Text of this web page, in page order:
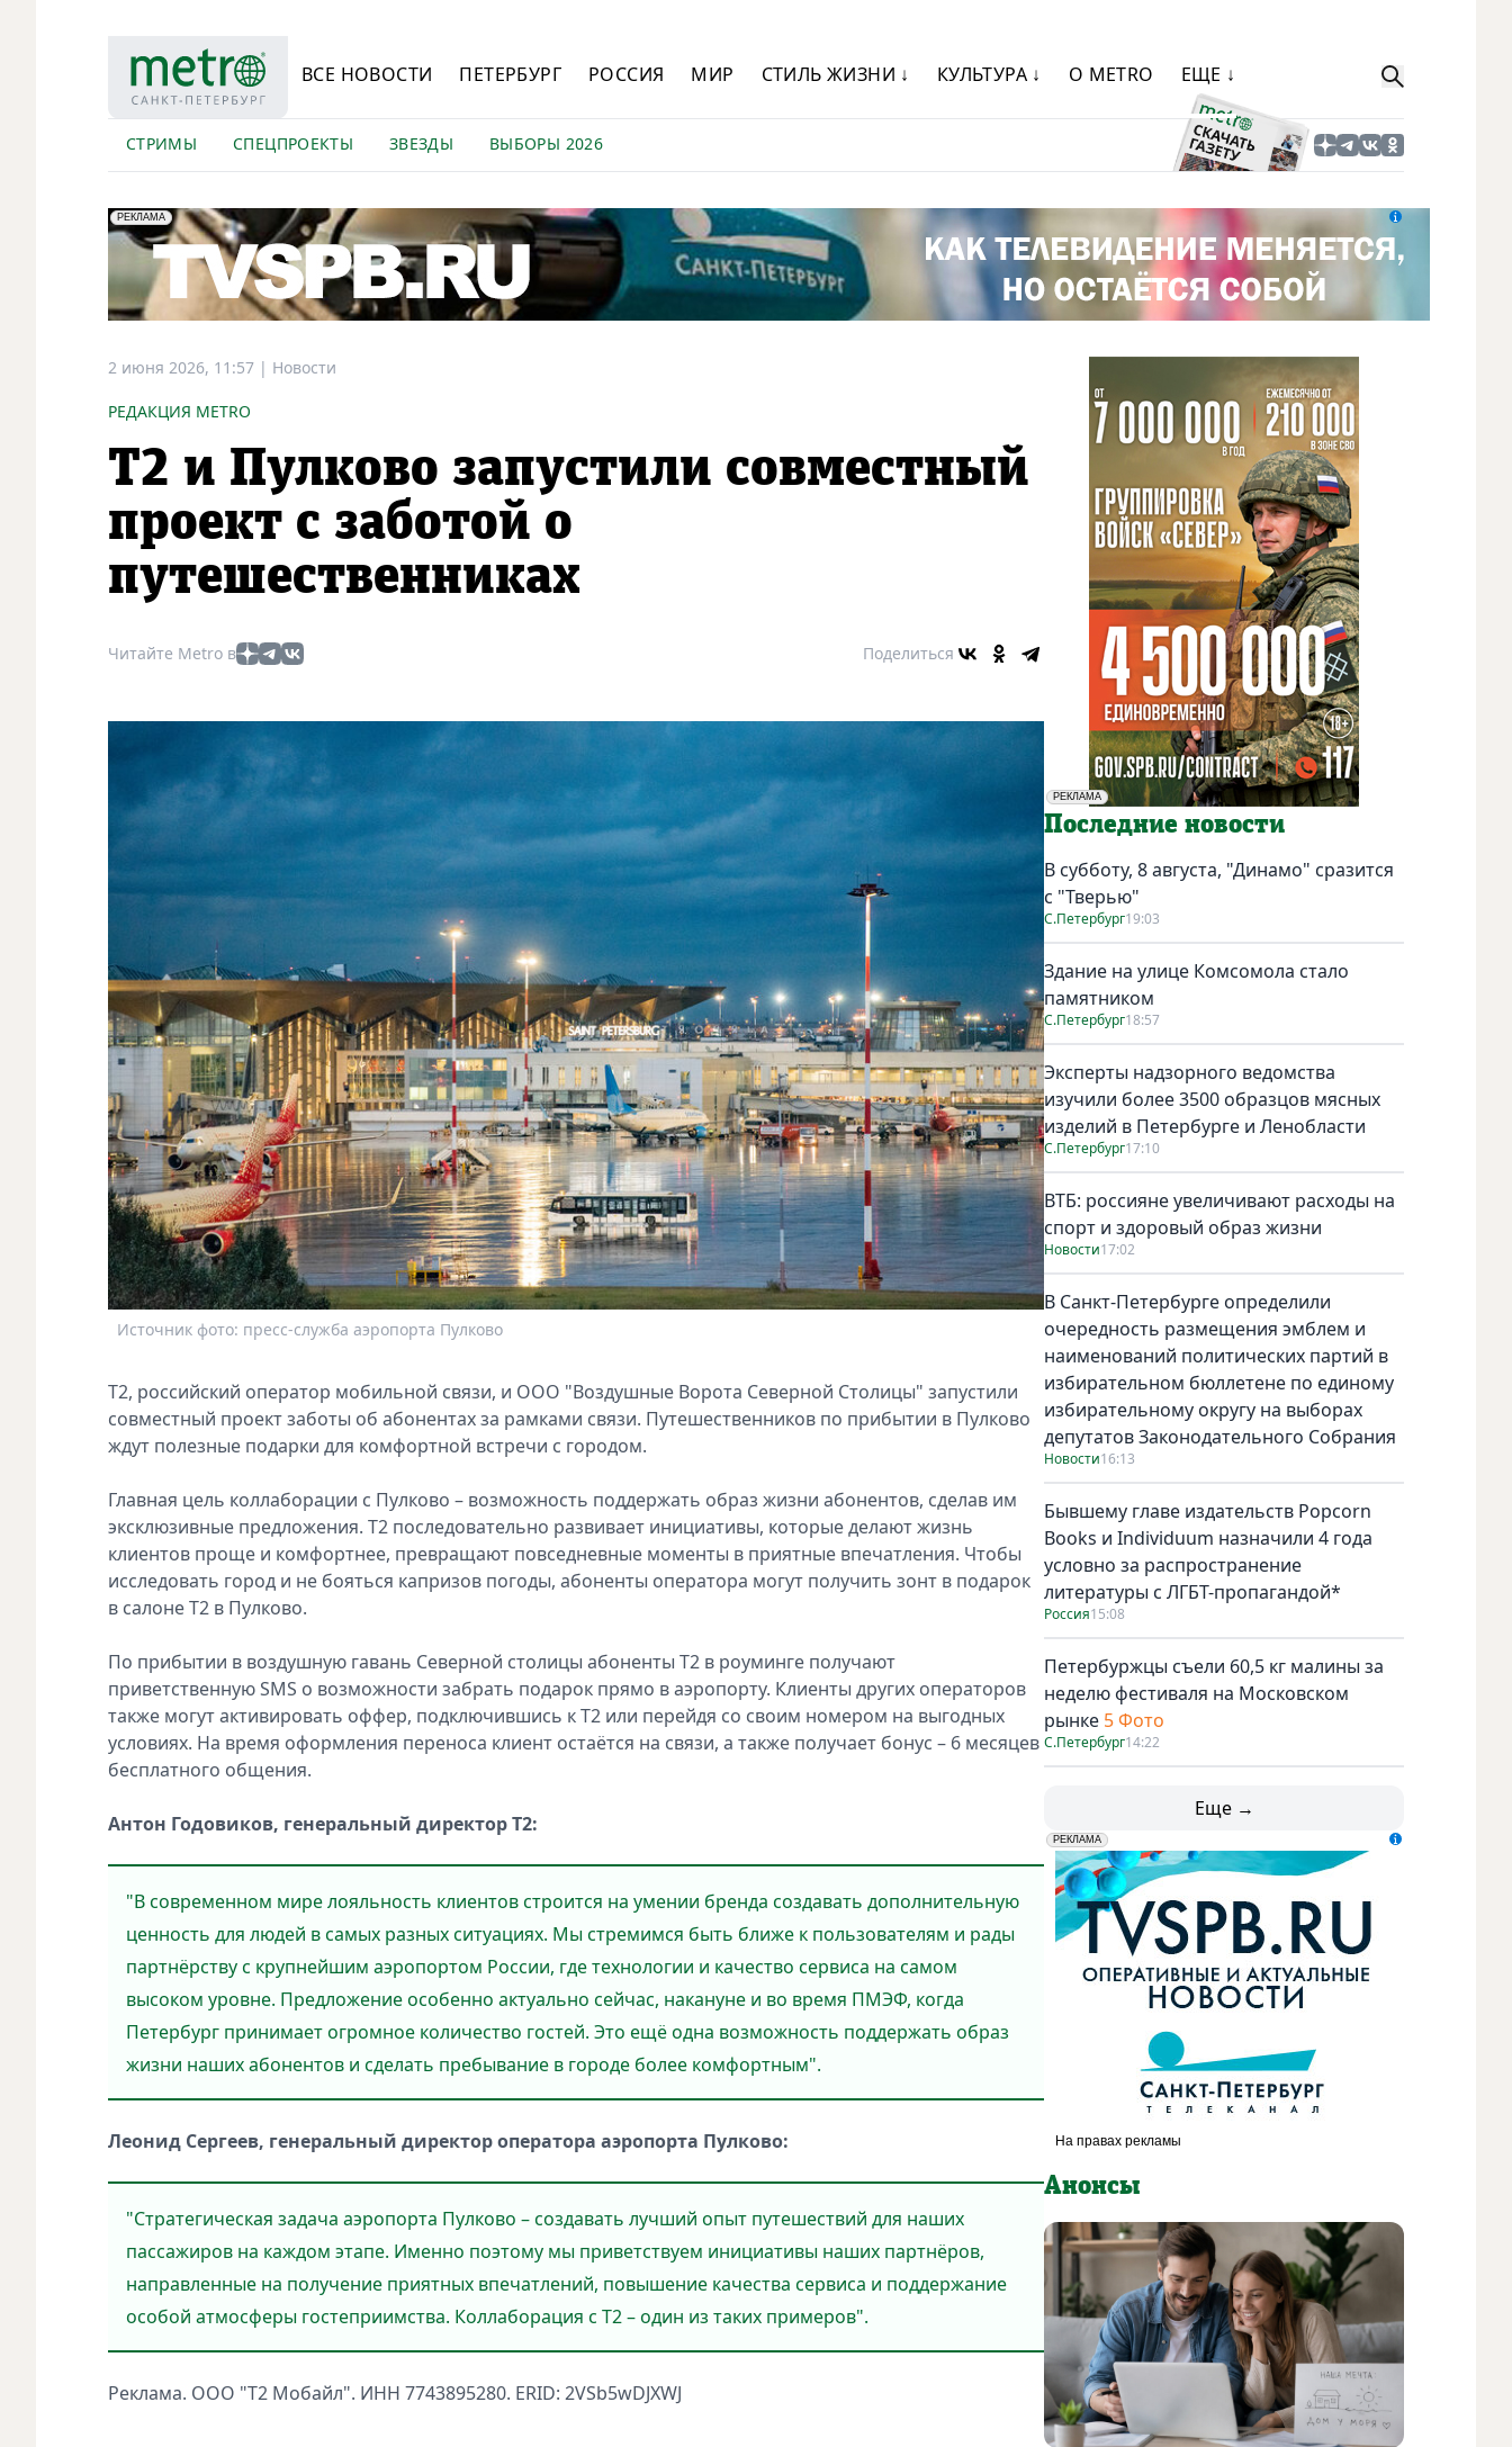
ВСЕ НОВОСТИ ПЕТЕРБУРГ РОССИЯ МИР СТИЛЬ ЖИЗНИ ↓ КУЛЬТУРА ↓ О METRO ЕЩЕ ↓
СТРИМЫ СПЕЦПРОЕКТЫ ЗВЕЗДЫ ВЫБОРЫ 2026
erid: LdtCK5Efv
РЕКЛАМА
АО "ГАТР", ИНН: 7841320717
2 июня 2026, 11:57 | Новости
РЕДАКЦИЯ METRO
Т2 и Пулково запустили совместный
проект с заботой о
путешественниках
Читайте Metro в Поделиться
Источник фото: пресс-служба аэропорта Пулково
T2, российский оператор мобильной связи, и ООО "Воздушные Ворота Северной Столицы" запустили
совместный проект заботы об абонентах за рамками связи. Путешественников по прибытии в Пулково
ждут полезные подарки для комфортной встречи с городом.
Главная цель коллаборации с Пулково – возможность поддержать образ жизни абонентов, сделав им
эксклюзивные предложения. Т2 последовательно развивает инициативы, которые делают жизнь
клиентов проще и комфортнее, превращают повседневные моменты в приятные впечатления. Чтобы
исследовать город и не бояться капризов погоды, абоненты оператора могут получить зонт в подарок
в салоне T2 в Пулково.
По прибытии в воздушную гавань Северной столицы абоненты T2 в роуминге получают
приветственную SMS о возможности забрать подарок прямо в аэропорту. Клиенты других операторов
также могут активировать оффер, подключившись к T2 или перейдя со своим номером на выгодных
условиях. На время оформления переноса клиент остаётся на связи, а также получает бонус – 6 месяцев
бесплатного общения.
Антон Годовиков, генеральный директор Т2:
"В современном мире лояльность клиентов строится на умении бренда создавать дополнительную
ценность для людей в самых разных ситуациях. Мы стремимся быть ближе к пользователям и рады
партнёрству с крупнейшим аэропортом России, где технологии и качество сервиса на самом
высоком уровне. Предложение особенно актуально сейчас, накануне и во время ПМЭФ, когда
Петербург принимает огромное количество гостей. Это ещё одна возможность поддержать образ
жизни наших абонентов и сделать пребывание в городе более комфортным".
Леонид Сергеев, генеральный директор оператора аэропорта Пулково:
"Стратегическая задача аэропорта Пулково – создавать лучший опыт путешествий для наших
пассажиров на каждом этапе. Именно поэтому мы приветствуем инициативы наших партнёров,
направленные на получение приятных впечатлений, повышение качества сервиса и поддержание
особой атмосферы гостеприимства. Коллаборация с Т2 – один из таких примеров".
Реклама. ООО "Т2 Мобайл". ИНН 7743895280. ERID: 2VSb5wDJXWJ
РЕКЛАМА
Социальная реклама
Последние новости
В субботу, 8 августа, "Динамо" сразится
с "Тверью"
С.Петербург19:03
Здание на улице Комсомола стало
памятником
С.Петербург18:57
Эксперты надзорного ведомства
изучили более 3500 образцов мясных
изделий в Петербурге и Ленобласти
С.Петербург17:10
ВТБ: россияне увеличивают расходы на
спорт и здоровый образ жизни
Новости17:02
В Санкт-Петербурге определили
очередность размещения эмблем и
наименований политических партий в
избирательном бюллетене по единому
избирательному округу на выборах
депутатов Законодательного Собрания
Новости16:13
Бывшему главе издательств Popcorn
Books и Individuum назначили 4 года
условно за распространение
литературы с ЛГБТ-пропагандой*
Россия15:08
Петербуржцы съели 60,5 кг малины за
неделю фестиваля на Московском
рынке 5 Фото
С.Петербург14:22
Еще →
erid: LdtCK5udn
РЕКЛАМА
АО "ГАТР", ИНН: 7841320717
Анонсы